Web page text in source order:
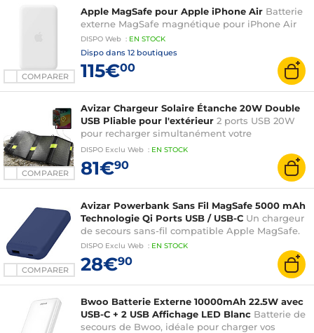
COMPARER
Apple MagSafe pour Apple iPhone Air Batterie
externe MagSafe magnétique pour iPhone Air
DISPO Web : EN STOCK
Dispo dans 12 boutiques
115€00
COMPARER
Avizar Chargeur Solaire Étanche 20W Double
USB Pliable pour l'extérieur 2 ports USB 20W
pour recharger simultanément votre
smartphone et un autre appareil mobile
DISPO Exclu Web : EN STOCK
81€90
COMPARER
Avizar Powerbank Sans Fil MagSafe 5000 mAh
Technologie Qi Ports USB / USB-C Un chargeur
de secours sans-fil compatible Apple MagSafe.
DISPO Exclu Web : EN STOCK
28€90
Bwoo Batterie Externe 10000mAh 22.5W avec
USB-C + 2 USB Affichage LED Blanc Batterie de
secours de Bwoo, idéale pour charger vos